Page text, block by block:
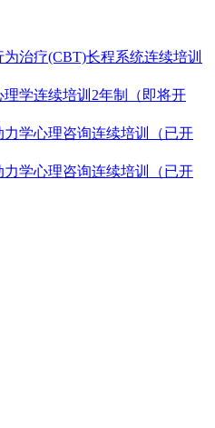
为治疗(CBT)长程系统连续培训
理学连续培训2年制（即将开
力学心理咨询连续培训（已开
力学心理咨询连续培训（已开